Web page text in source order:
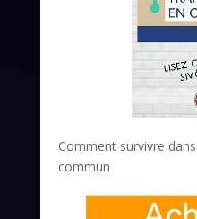
Comment survivre
commun